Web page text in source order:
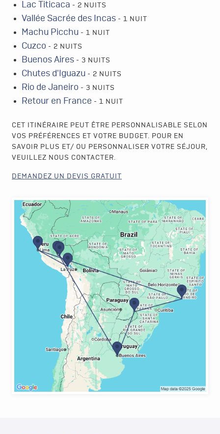
Lac Titicaca - 2 NUITS
Vallée Sacrée des Incas - 1 NUIT
Machu Picchu - 1 NUIT
Cuzco - 2 NUITS
Buenos Aires - 3 NUITS
Chutes d'Iguazu - 2 NUITS
Rio de Janeiro - 3 NUITS
Retour en France - 1 NUIT
CET ITINÉRAIRE PEUT ÊTRE PERSONNALISABLE SELON
VOS PRÉFÉRENCES ET VOTRE BUDGET. POUR EN
SAVOIR PLUS ET/ OU PERSONNALISER VOTRE SÉJOUR,
VEUILLEZ NOUS CONTACTER.
DEMANDEZ UN DEVIS GRATUIT